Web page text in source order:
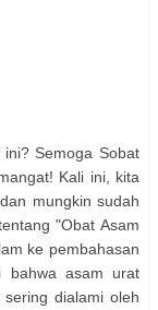
Semoga Sobat
Kali ini, kita
mungkin sudah
"Obat Asam
ke pembahasan
bahwa asam urat
dialami oleh